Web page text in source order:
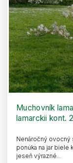
Muchovník
lamarckii kont.
Nenáročný ovocný
ponúka na jar biele
jeseň výrazné...